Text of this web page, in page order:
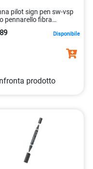
pilot sign pen sw-vsp
pennarello fibra
Disponibile
prodotto